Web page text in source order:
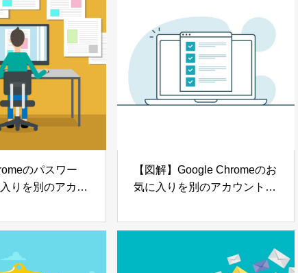
のパスワー
りを別のアカウ
【図解】Google Chromeのお
気に入りを別のアカウントへ